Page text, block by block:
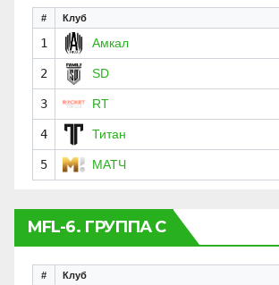
# Клуб
1 Амкал
2 SD
3 RT
4 Титан
5 МАТЧ
MFL-6. ГРУППА C
# Клуб